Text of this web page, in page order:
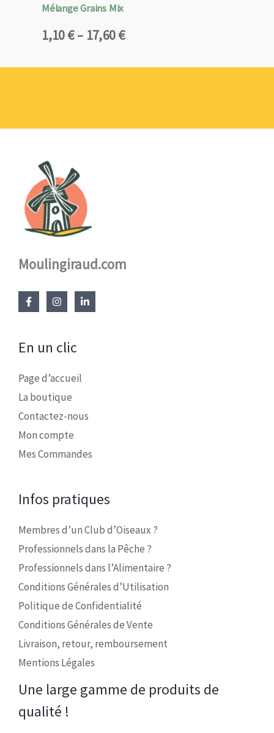
Mélange Grains Mix
1,10€– 17,60€
Plage
prix :
Moulingiraud.com
En un clic
Page d’accueil
La boutique
Contactez-nous
Mon compte
Mes Commandes
Infos pratiques
Membres d’un Club d’Oiseaux ?
Professionnels dans la Pêche ?
Professionnels dans l’Alimentaire ?
Conditions Générales d’Utilisation
Politique de Confidentialité
Conditions Générales de Vente
Livraison, retour, remboursement
Mentions Légales
Une large gamme de produits de
qualité !